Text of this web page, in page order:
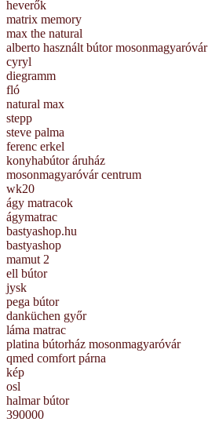
heverők
matrix memory
max the natural
alberto használt bútor mosonmagyaróvár
cyryl
diegramm
fló
natural max
stepp
steve palma
ferenc erkel
konyhabútor áruház
mosonmagyaróvár centrum
wk20
ágy matracok
ágymatrac
bastyashop.hu
bastyashop
mamut 2
ell bútor
jysk
pega bútor
danküchen győr
láma matrac
platina bútorház mosonmagyaróvár
qmed comfort párna
kép
osl
halmar bútor
390000